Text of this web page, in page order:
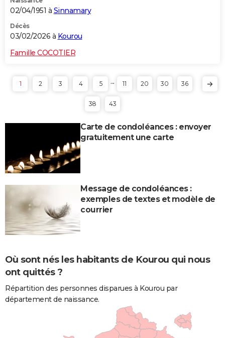
02/04/1951 à Sinnamary
Décès
03/02/2026 à Kourou
Famille COCOTIER
1 2 3 4 5 ... 11 20 30 36
38 43
Carte de condoléances : envoyer
gratuitement une carte
Message de condoléances :
exemples de textes et modèle de
courrier
Où sont nés les habitants de Kourou qui nous
ont quittés ?
Répartition des personnes disparues à Kourou par
département de naissance.